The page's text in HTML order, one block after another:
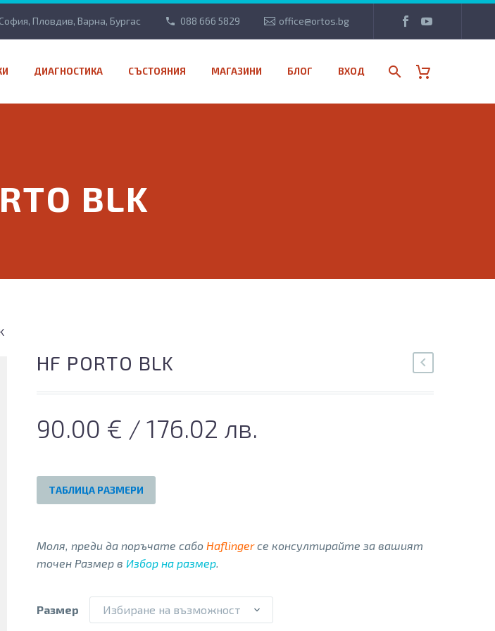
София, Пловдив, Варна, Бургас 088 666 5829 office@ortos.bg
ДИАГНОСТИКА СЪСТОЯНИЯ МАГАЗИНИ БЛОГ ВХОД
BLK
HF PORTO BLK
90.00 € / 176.02 лв.
ТАБЛИЦА РАЗМЕРИ
Моля, преди да поръчате сабо Haflingerсе консултирайте за вашият
точен Размер в Избор на размер.
Размер Избиране на възможност